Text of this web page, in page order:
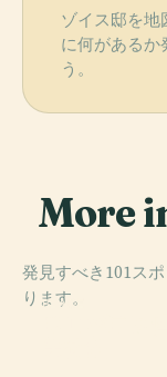
ゾイス邸を地
に何があるか
う。
More
発見すべき101ス
ります。
PLACE
PLACE